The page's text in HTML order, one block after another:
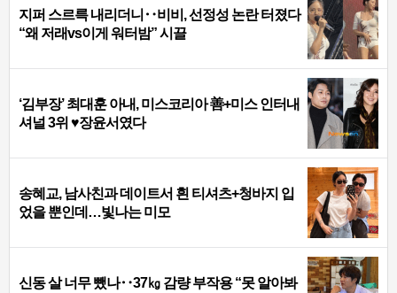
지퍼 스르륵 내리더니‥비비, 선정성 논란 터졌다
“왜 저래vs이게 워터밤” 시끌
‘김부장’ 최대훈 아내, 미스코리아 善+미스 인터내
셔널 3위 ♥장윤서였다
송혜교, 남사친과 데이트서 흰 티셔츠+청바지 입
었을 뿐인데…빛나는 미모
신동 살 너무 뺐나‥37㎏ 감량 부작용 “못 알아봐